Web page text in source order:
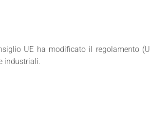
UE ha modificato il regolamento
industriali.